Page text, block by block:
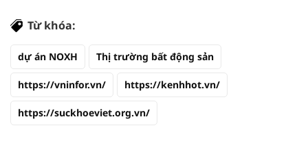
Từ khóa:
dự án NOXH Thị trường bất động sản
https://vninfor.vn/ https://kenhhot.vn/
https://suckhoeviet.org.vn/